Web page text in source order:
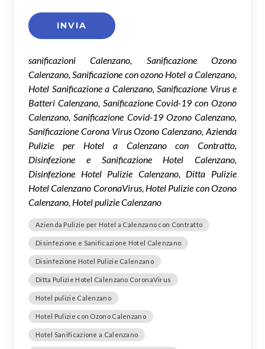
sanificazioni Calenzano, Sanificazione Ozono
Calenzano, Sanificazione con ozono Hotel a Calenzano,
Hotel Sanificazione a Calenzano, Sanificazione Virus e
Batteri Calenzano, Sanificazione Covid-19 con Ozono
Calenzano, Sanificazione Covid-19 Ozono Calenzano,
Sanificazione Corona Virus Ozono Calenzano, Azienda
Pulizie per Hotel a Calenzano con Contratto,
Disinfezione e Sanificazione Hotel Calenzano,
Disinfezione Hotel Pulizie Calenzano, Ditta Pulizie
Hotel Calenzano CoronaVirus, Hotel Pulizie con Ozono
Calenzano, Hotel pulizie Calenzano
Azienda Pulizie per Hotel a Calenzano con Contratto
Disinfezione e Sanificazione Hotel Calenzano
Disinfezione Hotel Pulizie Calenzano
Ditta Pulizie Hotel Calenzano CoronaVirus
Hotel pulizie Calenzano
Hotel Pulizie con Ozono Calenzano
Hotel Sanificazione a Calenzano